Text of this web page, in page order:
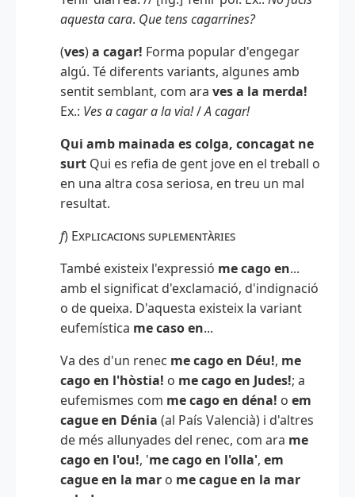
aquesta cara. Que tens cagarrines?
(ves)a cagar! Forma popular d'engegar
algú. Té diferents variants, algunes amb
sentit semblant, com ara ves a la merda!
Ex.: Ves a cagar a la via!/A cagar!
Qui amb mainada es colga, concagat ne
surt Qui es refia de gent jove en el treball o
en una altra cosa seriosa, en treu un mal
resultat.
f) Explicacions suplementàries
També existeix l'expressió me cago en...
amb el significat d'exclamació, d'indignació
o de queixa. D'aquesta existeix la variant
eufemística me caso en...
Va des d'un renec me cago en Déu!, me
cago en l'hòstia! o me cago en Judes!; a
eufemismes com me cago en déna! o em
cague en Dénia (al País Valencià) i d'altres
de més allunyades del renec, com ara me
cago en l'ou!, 'me cago en l'olla', em
cague en la mar o me cague en la mar